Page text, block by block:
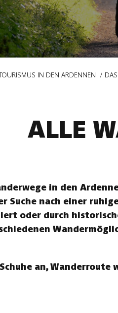
IN DEN ARDENNEN
ALLE
in den
Suche nach einer
oder durch
an, Wanderroute